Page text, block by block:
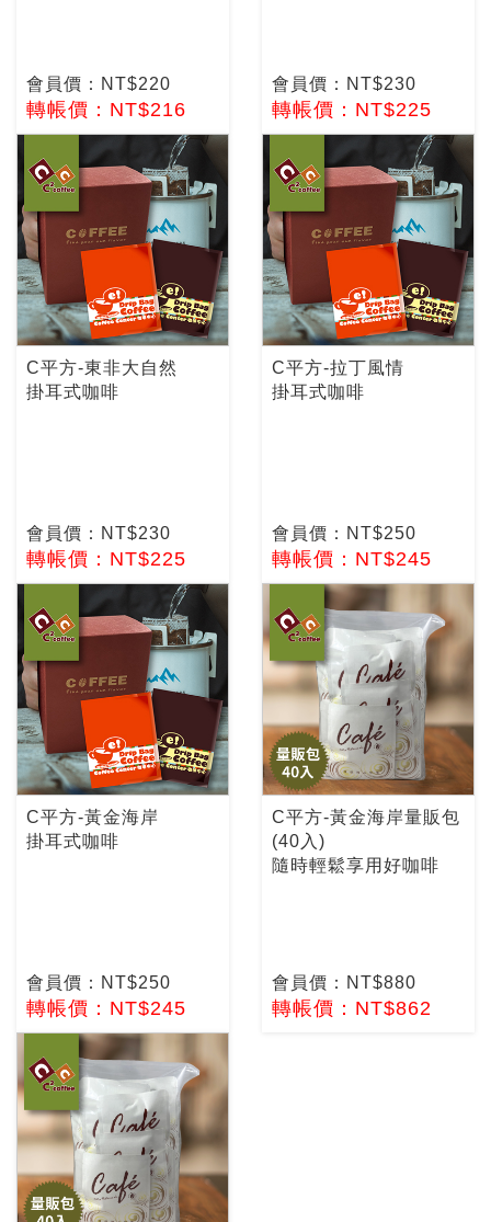
會員價：NT$220
轉帳價：NT$216
會員價：NT$230
轉帳價：NT$225
C平方-東非大自然
掛耳式咖啡
會員價：NT$230
轉帳價：NT$225
C平方-拉丁風情
掛耳式咖啡
會員價：NT$250
轉帳價：NT$245
C平方-黃金海岸
掛耳式咖啡
會員價：NT$250
轉帳價：NT$245
C平方-黃金海岸量販包
(40入)
隨時輕鬆享用好咖啡
會員價：NT$880
轉帳價：NT$862